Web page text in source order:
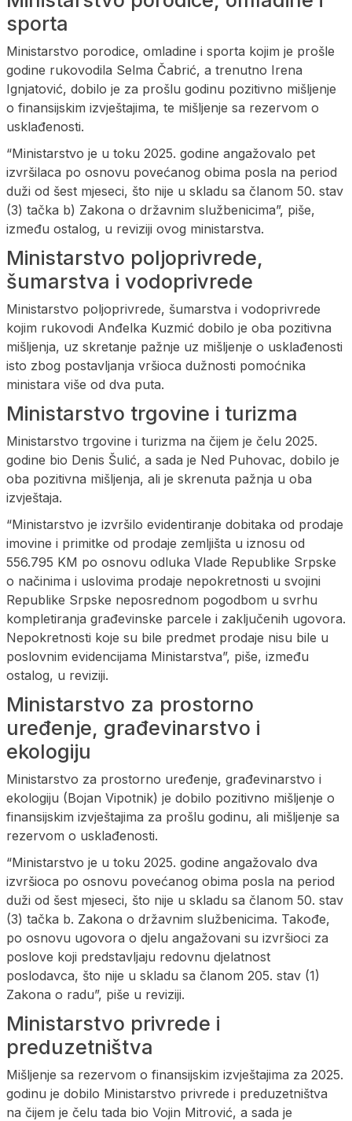
sporta
Ministarstvo porodice, omladine i sporta kojim je prošle
godine rukovodila Selma Čabrić, a trenutno Irena
Ignjatović, dobilo je za prošlu godinu pozitivno mišljenje
o finansijskim izvještajima, te mišljenje sa rezervom o
usklađenosti.
“Ministarstvo je u toku 2025. godine angažovalo pet
izvršilaca po osnovu povećanog obima posla na period
duži od šest mjeseci, što nije u skladu sa članom 50. stav
(3) tačka b) Zakona o državnim službenicima”, piše,
između ostalog, u reviziji ovog ministarstva.
Ministarstvo poljoprivrede,
šumarstva i vodoprivrede
Ministarstvo poljoprivrede, šumarstva i vodoprivrede
kojim rukovodi Anđelka Kuzmić dobilo je oba pozitivna
mišljenja, uz skretanje pažnje uz mišljenje o usklađenosti
isto zbog postavljanja vršioca dužnosti pomoćnika
ministara više od dva puta.
Ministarstvo trgovine i turizma
Ministarstvo trgovine i turizma na čijem je čelu 2025.
godine bio Denis Šulić, a sada je Ned Puhovac, dobilo je
oba pozitivna mišljenja, ali je skrenuta pažnja u oba
izvještaja.
“Ministarstvo je izvršilo evidentiranje dobitaka od prodaje
imovine i primitke od prodaje zemljišta u iznosu od
556.795 KM po osnovu odluka Vlade Republike Srpske
o načinima i uslovima prodaje nepokretnosti u svojini
Republike Srpske neposrednom pogodbom u svrhu
kompletiranja građevinske parcele i zaključenih ugovora.
Nepokretnosti koje su bile predmet prodaje nisu bile u
poslovnim evidencijama Ministarstva”, piše, između
ostalog, u reviziji.
Ministarstvo za prostorno
uređenje, građevinarstvo i
ekologiju
Ministarstvo za prostorno uređenje, građevinarstvo i
ekologiju (Bojan Vipotnik) je dobilo pozitivno mišljenje o
finansijskim izvještajima za prošlu godinu, ali mišljenje sa
rezervom o usklađenosti.
“Ministarstvo je u toku 2025. godine angažovalo dva
izvršioca po osnovu povećanog obima posla na period
duži od šest mjeseci, što nije u skladu sa članom 50. stav
(3) tačka b. Zakona o državnim službenicima. Takođe,
po osnovu ugovora o djelu angažovani su izvršioci za
poslove koji predstavljaju redovnu djelatnost
poslodavca, što nije u skladu sa članom 205. stav (1)
Zakona o radu”, piše u reviziji.
Ministarstvo privrede i
preduzetništva
Mišljenje sa rezervom o finansijskim izvještajima za 2025.
godinu je dobilo Ministarstvo privrede i preduzetništva
na čijem je čelu tada bio Vojin Mitrović, a sada je